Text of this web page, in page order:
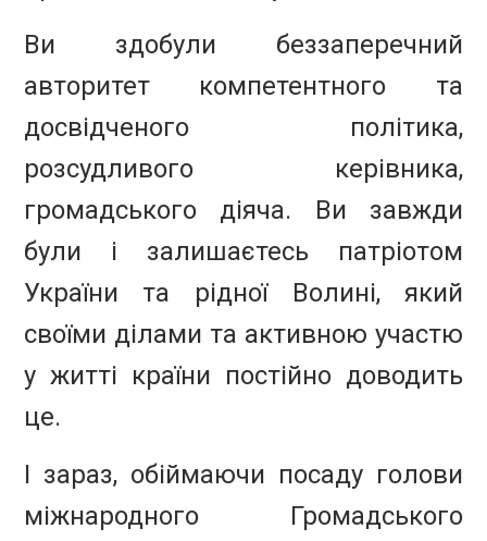
Ви здобули беззаперечний
авторитет компетентного та
досвідченого політика,
розсудливого керівника,
громадського діяча. Ви завжди
були і залишаєтесь патріотом
України та рідної Волині, який
своїми ділами та активною участю
у житті країни постійно доводить
це.
І зараз, обіймаючи посаду голови
міжнародного Громадського